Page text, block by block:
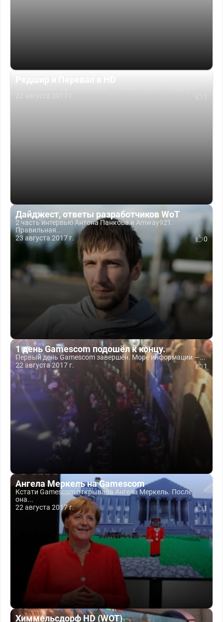
Дайджест, ответы разработчиков WoT
2 часть интервью Антона Панкова и Amway921.
Правильная...
23 августа 2017 г.
0
1 день Gamescom подошёл к концу.
Первый день Gamescom завершён. Море информации —...
22 августа 2017 г.
1
Ангела Меркель на Gamescom
Кстати Gamescom открывала Ангела Меркель. После
она...
22 августа 2017 г.
1
Химмельсдорф HD (WOT)